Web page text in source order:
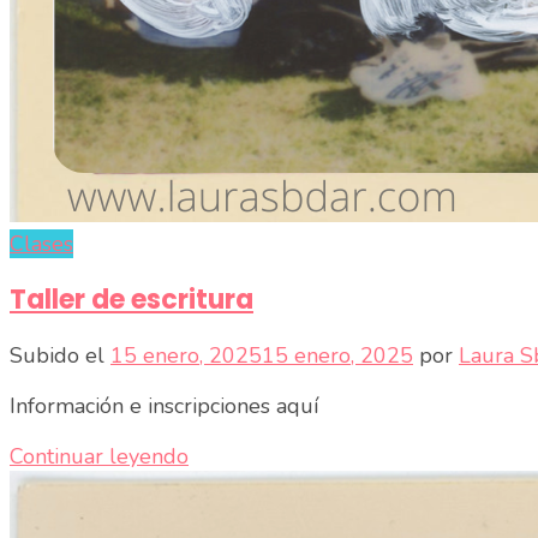
Clases
Taller de escritura
Subido el 15 enero, 202515 enero, 2025 por Laura
Información e inscripciones aquí
Continuar leyendo